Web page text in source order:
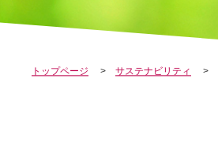
トップページ サステナビリティ